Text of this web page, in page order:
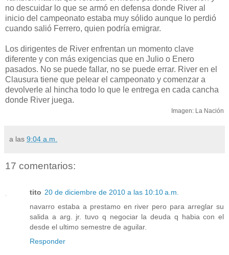
no descuidar lo que se armó en defensa donde River al
inicio del campeonato estaba muy sólido aunque lo perdió
cuando salió Ferrero, quien podría emigrar.
Los dirigentes de River enfrentan un momento clave
diferente y con más exigencias que en Julio o Enero
pasados. No se puede fallar, no se puede errar. River en el
Clausura tiene que pelear el campeonato y comenzar a
devolverle al hincha todo lo que le entrega en cada cancha
donde River juega.
Imagen: La Nación
a las 9:04 a.m.
17 comentarios:
tito 20 de diciembre de 2010 a las 10:10 a.m.
navarro estaba a prestamo en river pero para arreglar su
salida a arg. jr. tuvo q negociar la deuda q habia con el
desde el ultimo semestre de aguilar.
Responder